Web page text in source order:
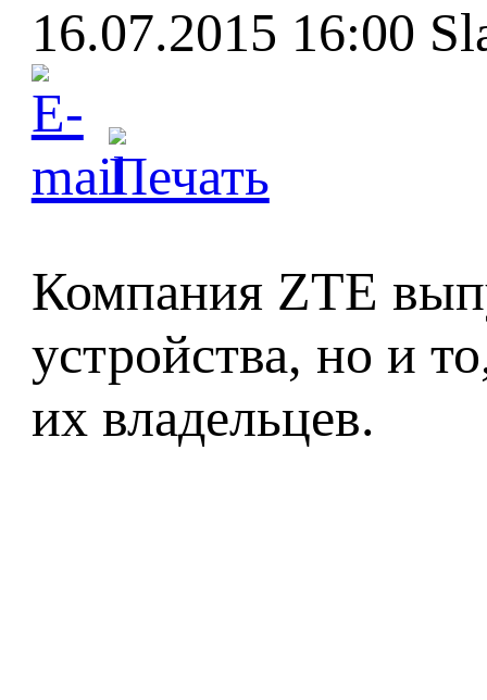
16.07.2015 16:00
Компания ZTE
устройства, но и
их владельцев.